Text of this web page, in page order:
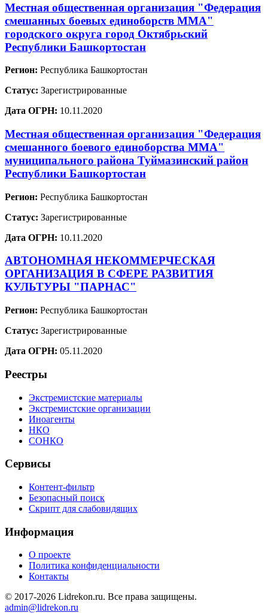
Местная общественная организация "Федерация
смешанных боевых единоборств ММА"
городского округа город Октябрьский
Республики Башкортостан
Регион: Республика Башкортостан
Статус: Зарегистрированные
Дата ОГРН: 10.11.2020
Местная общественная организация "Федерация
смешанного боевого единоборства ММА"
муниципального района Туймазинский район
Республики Башкортостан
Регион: Республика Башкортостан
Статус: Зарегистрированные
Дата ОГРН: 10.11.2020
АВТОНОМНАЯ НЕКОММЕРЧЕСКАЯ
ОРГАНИЗАЦИЯ В СФЕРЕ РАЗВИТИЯ
КУЛЬТУРЫ "ПАРНАС"
Регион: Республика Башкортостан
Статус: Зарегистрированные
Дата ОГРН: 05.11.2020
Реестры
Экстремистские материалы
Экстремистские организации
Иноагенты
НКО
СОНКО
Сервисы
Контент-фильтр
Безопасный поиск
Скрипт для слабовидящих
Информация
О проекте
Политика конфиденциальности
Контакты
© 2017-2026 Lidrekon.ru. Все права защищены.
admin@lidrekon.ru